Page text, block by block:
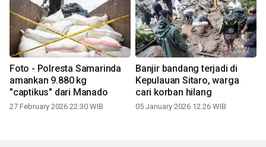
Foto - Polresta Samarinda
amankan 9.880 kg
"captikus" dari Manado
27 February 2026 22:30 WIB
Banjir bandang terjadi di
Kepulauan Sitaro, warga
cari korban hilang
05 January 2026 12:26 WIB